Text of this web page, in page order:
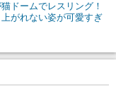
ドームでレスリング！
がれない姿が可愛すぎ